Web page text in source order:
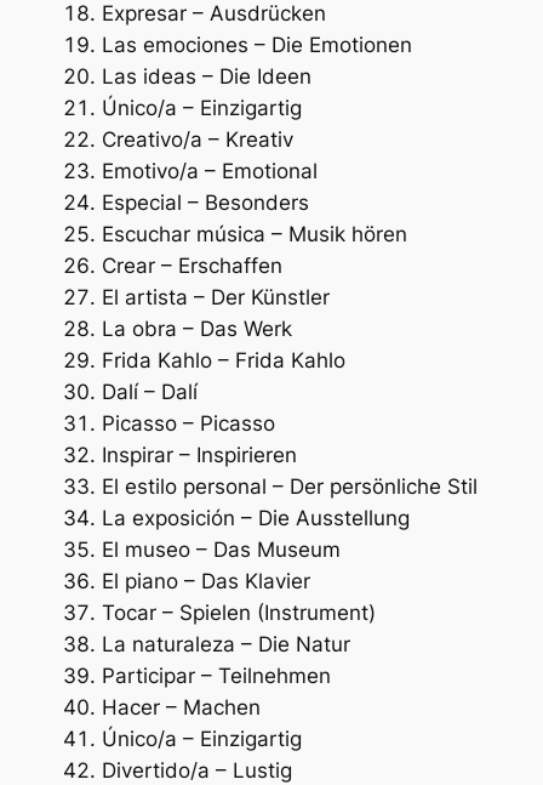
Expresar – Ausdrücken
Las emociones – Die Emotionen
Las ideas – Die Ideen
Único/a – Einzigartig
Creativo/a – Kreativ
Emotivo/a – Emotional
Especial – Besonders
Escuchar música – Musik hören
Crear – Erschaffen
El artista – Der Künstler
La obra – Das Werk
Frida Kahlo – Frida Kahlo
Dalí – Dalí
Picasso – Picasso
Inspirar – Inspirieren
El estilo personal – Der persönliche Stil
La exposición – Die Ausstellung
El museo – Das Museum
El piano – Das Klavier
Tocar – Spielen (Instrument)
La naturaleza – Die Natur
Participar – Teilnehmen
Hacer – Machen
Único/a – Einzigartig
Divertido/a – Lustig